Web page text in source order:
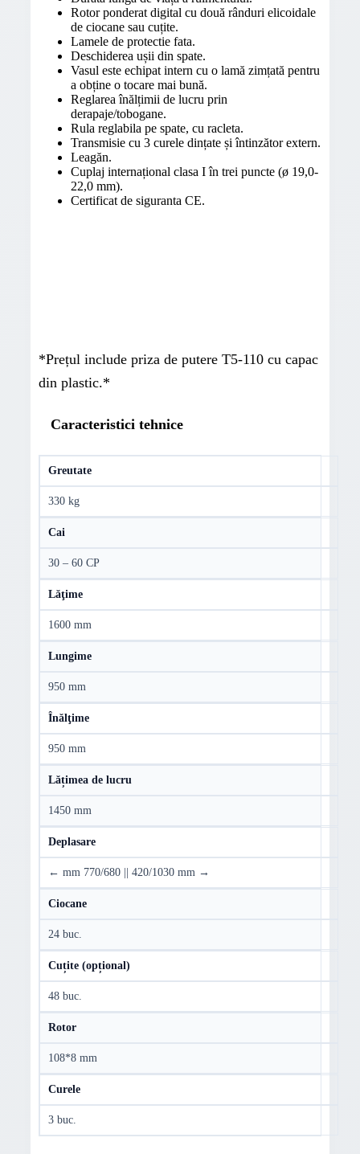
Rotor ponderat digital cu două rânduri elicoidale
de ciocane sau cuțite.
Lamele de protectie fata.
Deschiderea ușii din spate.
Vasul este echipat intern cu o lamă zimțată pentru
a obține o tocare mai bună.
Reglarea înălțimii de lucru prin
derapaje/tobogane.
Rula reglabila pe spate, cu racleta.
Transmisie cu 3 curele dințate și întinzător extern.
Leagăn.
Cuplaj internațional clasa I în trei puncte (ø 19,0-
22,0 mm).
Certificat de siguranta CE.
*Prețul include priza de putere T5-110 cu capac
din plastic.*
Caracteristici tehnice
Greutate
330 kg
Cai
30 – 60 CP
Lăţime
1600 mm
Lungime
950 mm
Înălţime
950 mm
Lățimea de lucru
1450 mm
Deplasare
← mm 770/680 || 420/1030 mm →
Ciocane
24 buc.
Cuțite (opțional)
48 buc.
Rotor
108*8 mm
Curele
3 buc.